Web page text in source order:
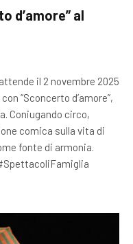
d’amore” al
il 2 novembre 2025
“Sconcerto d’amore”,
Coniugando circo,
comica sulla vita di
fonte di armonia.